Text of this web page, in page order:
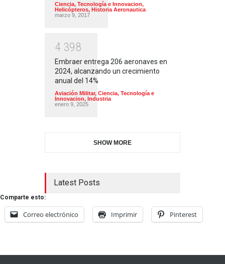
Ciencia, Tecnología e Innovacion,
Helicópteros, Historia Aeronautica
marzo 9, 2017
4 398
Embraer entrega 206 aeronaves en
2024, alcanzando un crecimiento
anual del 14%
Aviación Militar, Ciencia, Tecnología e
Innovacion, Industria
enero 9, 2025
SHOW MORE
Latest Posts
Comparte esto:
Correo electrónico Imprimir Pinterest